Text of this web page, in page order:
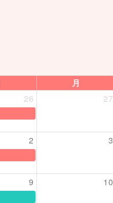
月
26
27
2 3
9 10